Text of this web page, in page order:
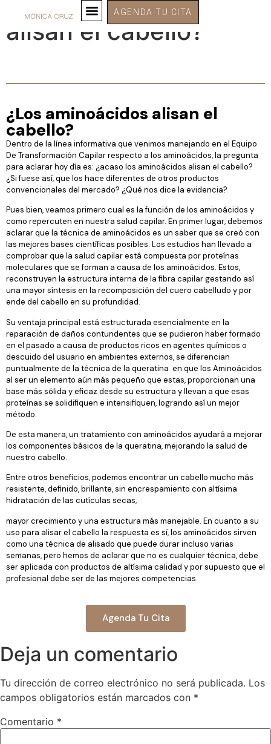
AGENDA TU CITA
alisan el cabello?
¿Los aminoácidos alisan el
cabello?
Dentro de la línea informativa que venimos manejando en el Equipo
De Transformación Capilar respecto a los aminoácidos, la pregunta
para aclarar hoy día es: ¿acaso los aminoácidos alisan el cabello?
¿Si fuese así, que los hace diferentes de otros productos
convencionales del mercado? ¿Qué nos dice la evidencia?
Pues bien, veamos primero cual es la función de los aminoácidos y
como repercuten en nuestra salud capilar. En primer lugar, debemos
aclarar que la técnica de aminoácidos es un saber que se creó con
las mejores bases científicas posibles. Los estudios han llevado a
comprobar que la salud capilar está compuesta por proteínas
moleculares que se forman a causa de los aminoácidos. Estos,
reconstruyen la estructura interna de la fibra capilar gestando así
una mayor síntesis en la recomposición del cuero cabelludo y por
ende del cabello en su profundidad.
Su ventaja principal está estructurada esencialmente en la
reparación de daños contundentes que se pudieron haber formado
en el pasado a causa de productos ricos en agentes químicos o
descuido del usuario en ambientes externos, se diferencian
puntualmente de la técnica de la queratina en que los Aminoácidos
al ser un elemento aún más pequeño que estas, proporcionan una
base más sólida y eficaz desde su estructura y llevan a que esas
proteínas se solidifiquen e intensifiquen, logrando así un mejor
método.
De esta manera, un tratamiento con aminoácidos ayudará a mejorar
los componentes básicos de la queratina, mejorando la salud de
nuestro cabello.
Entre otros beneficios, podemos encontrar un cabello mucho más
resistente, definido, brillante, sin encrespamiento con altísima
hidratación de las cutículas secas,
mayor crecimiento y una estructura más manejable. En cuanto a su
uso para alisar el cabello la respuesta es sí, los aminoácidos sirven
como una técnica de alisado que puede durar incluso varias
semanas, pero hemos de aclarar que no es cualquier técnica, debe
ser aplicada con productos de altísima calidad y por supuesto que el
profesional debe ser de las mejores competencias.
Agenda Tu Cita
Deja un comentario
Tu dirección de correo electrónico no será publicada. Los
campos obligatorios están marcados con *
Comentario *